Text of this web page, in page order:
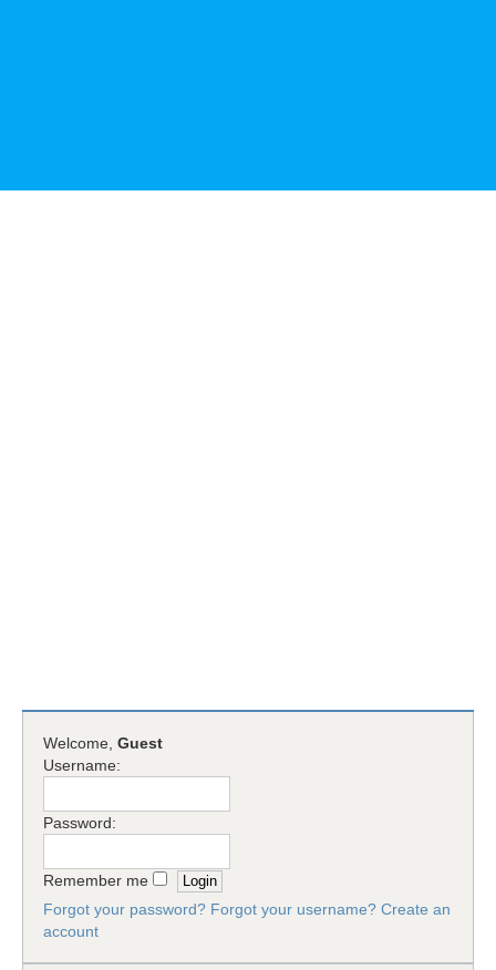
Welcome,Guest
Username:
Password:
Remember me
Forgot your password? Forgot your username? Create an
account